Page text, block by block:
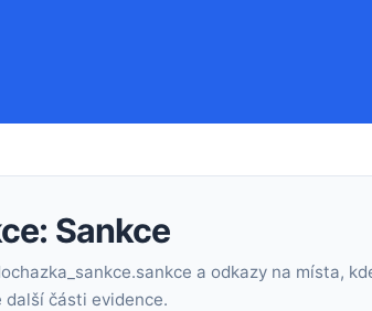
Sankce
a odkazy na místa,
další části evidence.